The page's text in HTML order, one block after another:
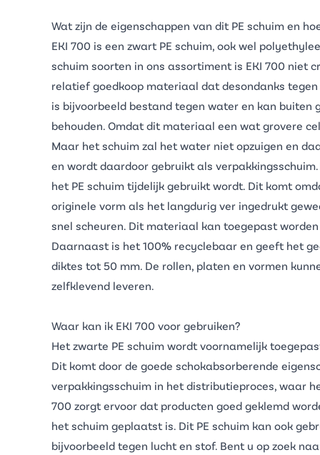
Wat zijn de eigenschappen van dit PE schuim en
EKI 700 is een zwart PE schuim, ook wel
schuim soorten in ons assortiment is EKI 700 niet
relatief goedkoop materiaal dat desondanks
is bijvoorbeeld bestand tegen water en kan buiten
behouden. Omdat dit materiaal een wat grovere
Maar het schuim zal het water niet opzuigen en
en wordt daardoor gebruikt als
het PE schuim tijdelijk gebruikt wordt. Dit komt
originele vorm als het langdurig ver ingedrukt
snel scheuren. Dit materiaal kan toegepast
Daarnaast is het 100% recyclebaar en geeft het
diktes tot 50 mm. De rollen, platen en vormen
zelfklevend leveren.
Waar kan ik EKI 700 voor gebruiken?
Het zwarte PE schuim wordt voornamelijk
Dit komt door de goede schokabsorberende
verpakkingsschuim in het distributieproces, waar
700 zorgt ervoor dat producten goed geklemd
het schuim geplaatst is. Dit PE schuim kan ook
bijvoorbeeld tegen lucht en stof. Bent u op zoek